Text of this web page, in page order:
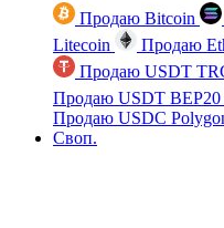
Продаю Bitcoin
Litecoin
Продаю
Продаю USDT
Продаю USDT BEP20
Продаю USDC
Своп.